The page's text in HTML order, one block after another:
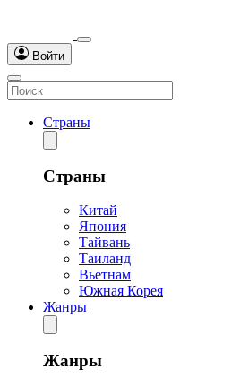
Войти
Страны
Страны
Китай
Япония
Тайвань
Таиланд
Вьетнам
Южная Корея
Жанры
Жанры